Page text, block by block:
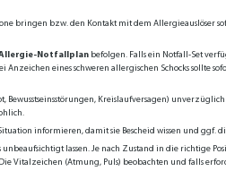
bringen bzw. den Kontakt mit dem Allergieauslöser
Notfallplanbefolgen. Falls ein Notfall-Set
eines schweren allergischen Schocks sollte
Bewusstseinsstörungen, Kreislaufversagen)
informieren, damit sie Bescheid wissen und ggf.
lassen. Je nach Zustand in die richtige
Vitalzeichen (Atmung, Puls) beobachten und falls